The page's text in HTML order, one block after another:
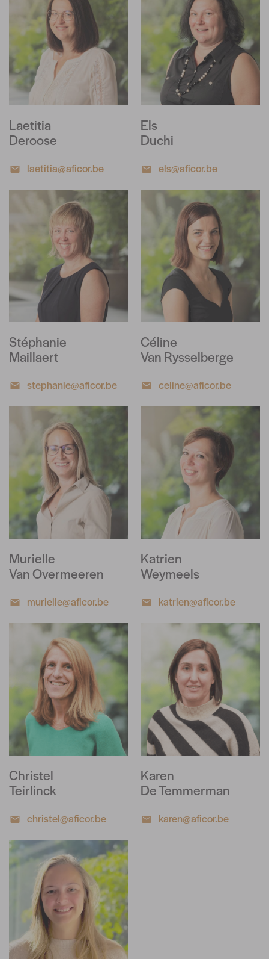
Laetitia
Deroose
laetitia@aficor.be
Els
Duchi
els@aficor.be
Stéphanie
Maillaert
stephanie@aficor.be
Céline
Van Rysselberge
celine@aficor.be
Murielle
Van Overmeeren
murielle@aficor.be
Katrien
Weymeels
katrien@aficor.be
Christel
Teirlinck
christel@aficor.be
Karen
De Temmerman
karen@aficor.be